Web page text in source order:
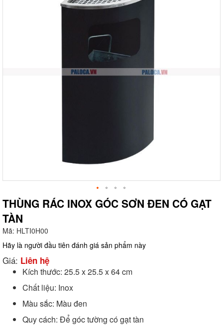
THÙNG RÁC INOX GÓC SƠN ĐEN CÓ GẠT
TÀN
Mã: HLTI0H00
Hãy là người đầu tiên đánh giá sản phẩm này
Giá: Liên hệ
Kích thước: 25.5 x 25.5 x 64 cm
Chất liệu: Inox
Màu sắc: Màu đen
Quy cách: Để góc tường có gạt tàn